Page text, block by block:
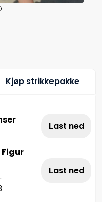
Kjøp strikkepakke
Last ned
Figur
Last ned